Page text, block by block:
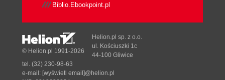
Biblio.Ebookpoint.pl
© Helion.pl 1991-2026
Helion.pl sp. z o.o.
ul. Kościuszki 1c
44-100 Gliwice
tel. (32) 230-98-63
e-mail: [wyświetl email]@helion.pl